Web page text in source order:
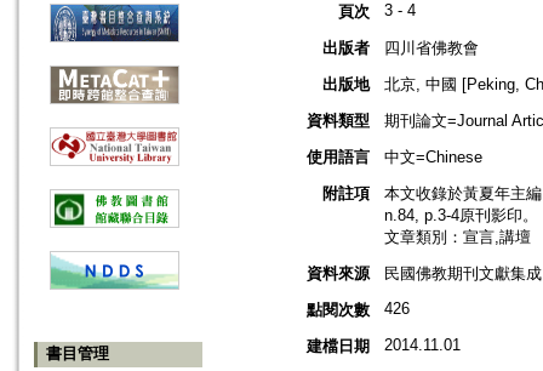
書目管理
頁次 3 - 4
出版者
四川省佛教會
出版地
北京, 中國 [Peking,
資料類型
期刊論文=Journal
使用語言
中文=Chinese
附註項
本文收錄於黃夏年主
n.84, p.3-4原刊影印。
文章類別：宣言,講壇
資料來源
民國佛教期刊文獻集
點閱次數
426
建檔日期 2014.11.01